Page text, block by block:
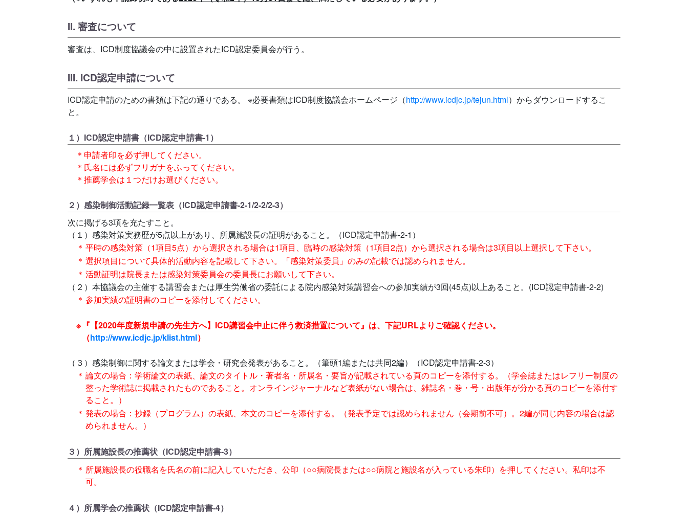
II. 審査について
審査は、ICD制度協議会の中に設置されたICD認定委員会が行う。
III. ICD認定申請について
ICD認定申請のための書類は下記の通りである。 ※必要書類はICD制度協議会ホームページ（http://www.icdjc.jp/tejun.html）からダウンロードするこ
と。
１）ICD認定申請書（ICD認定申請書-1）
＊申請者印を必ず押してください。
＊氏名には必ずフリガナをふってください。
＊推薦学会は１つだけお選びください。
２）感染制御活動記録一覧表（ICD認定申請書-2-1/2-2/2-3）
次に掲げる3項を充たすこと。
（１）感染対策実務歴が5点以上があり、所属施設長の証明があること。（ICD認定申請書-2-1）
＊ 平時の感染対策（1項目5点）から選択される場合は1項目、臨時の感染対策（1項目2点）から選択される場合は3項目以上選択して下さい。
＊ 選択項目について具体的活動内容を記載して下さい。「感染対策委員」のみの記載では認められません。
＊ 活動証明は院長または感染対策委員会の委員長にお願いして下さい。
（２）本協議会の主催する講習会または厚生労働省の委託による院内感染対策講習会への参加実績が3回(45点)以上あること。(ICD認定申請書-2-2)
＊ 参加実績の証明書のコピーを添付してください。
※ 『【2020年度新規申請の先生方へ】ICD講習会中止に伴う救済措置について』は、下記URLよりご確認ください。
（http://www.icdjc.jp/klist.html）
（３）感染制御に関する論文または学会・研究会発表があること。（筆頭1編または共同2編）（ICD認定申請書-2-3）
＊ 論文の場合：学術論文の表紙、論文のタイトル・著者名・所属名・要旨が記載されている頁のコピーを添付する。（学会誌またはレフリー制度の
整った学術誌に掲載されたものであること。オンラインジャーナルなど表紙がない場合は、雑誌名・巻・号・出版年が分かる頁のコピーを添付す
ること。）
＊ 発表の場合：抄録（プログラム）の表紙、本文のコピーを添付する。（発表予定では認められません（会期前不可）。2編が同じ内容の場合は認
められません。）
３）所属施設長の推薦状（ICD認定申請書-3）
＊ 所属施設長の役職名を氏名の前に記入していただき、公印（○○病院長または○○病院と施設名が入っている朱印）を押してください。私印は不
可。
４）所属学会の推薦状（ICD認定申請書-4）